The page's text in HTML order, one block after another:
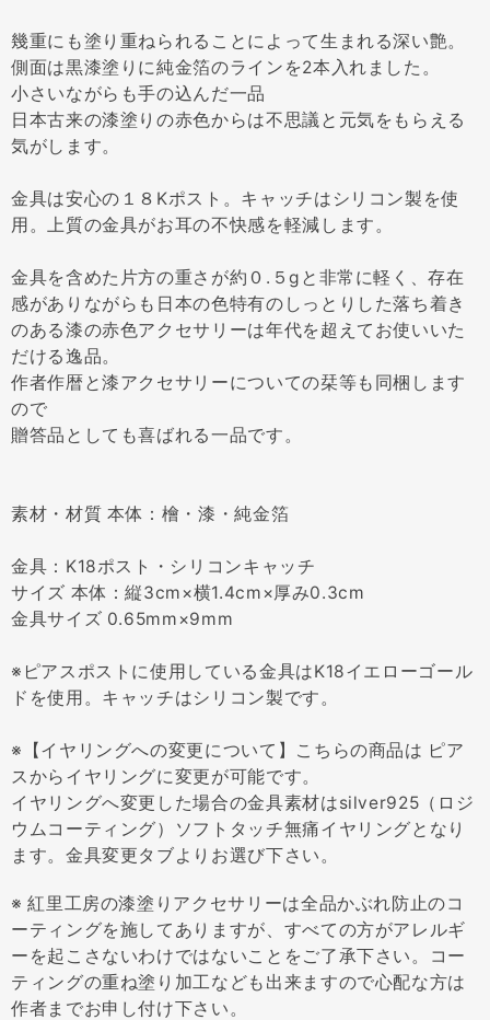
幾重にも塗り重ねられることによって生まれる深い艶。
側面は黒漆塗りに純金箔のラインを2本入れました。
小さいながらも手の込んだ一品
日本古来の漆塗りの赤色からは不思議と元気をもらえる
気がします。
金具は安心の１８Kポスト。キャッチはシリコン製を使
用。上質の金具がお耳の不快感を軽減します。
金具を含めた片方の重さが約０.５gと非常に軽く、存在
感がありながらも日本の色特有のしっとりした落ち着き
のある漆の赤色アクセサリーは年代を超えてお使いいた
だける逸品。
作者作暦と漆アクセサリーについての栞等も同梱します
ので
贈答品としても喜ばれる一品です。
素材・材質 本体：檜・漆・純金箔
金具：K18ポスト・シリコンキャッチ
サイズ 本体：縦3cm×横1.4cm×厚み0.3cm
金具サイズ 0.65mm×9mm
※ピアスポストに使用している金具はK18イエローゴール
ドを使用。キャッチはシリコン製です。
※【イヤリングへの変更について】こちらの商品は ピア
スからイヤリングに変更が可能です。
イヤリングへ変更した場合の金具素材はsilver925（ロジ
ウムコーティング）ソフトタッチ無痛イヤリングとなり
ます。金具変更タブよりお選び下さい。
※ 紅里工房の漆塗りアクセサリーは全品かぶれ防止のコ
ーティングを施してありますが、すべての方がアレルギ
ーを起こさないわけではないことをご了承下さい。コー
ティングの重ね塗り加工なども出来ますので心配な方は
作者までお申し付け下さい。